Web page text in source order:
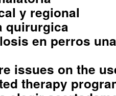
y regional
quirurgica
en perros
issues on the
therapy